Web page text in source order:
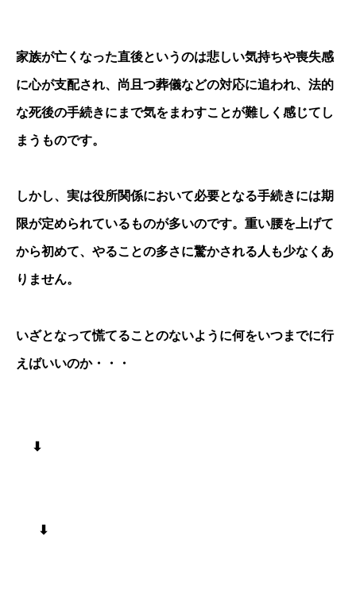
家族が亡くなった直後というのは悲しい気持ちや喪失感
に心が支配され、尚且つ葬儀などの対応に追われ、法的
な死後の手続きにまで気をまわすことが難しく感じてし
まうものです。
しかし、実は役所関係において必要となる手続きには期
限が定められているものが多いのです。重い腰を上げて
から初めて、やることの多さに驚かされる人も少なくあ
りません。
いざとなって慌てることのないように何をいつまでに行
えばいいのか・・・
⬇︎
⬇︎